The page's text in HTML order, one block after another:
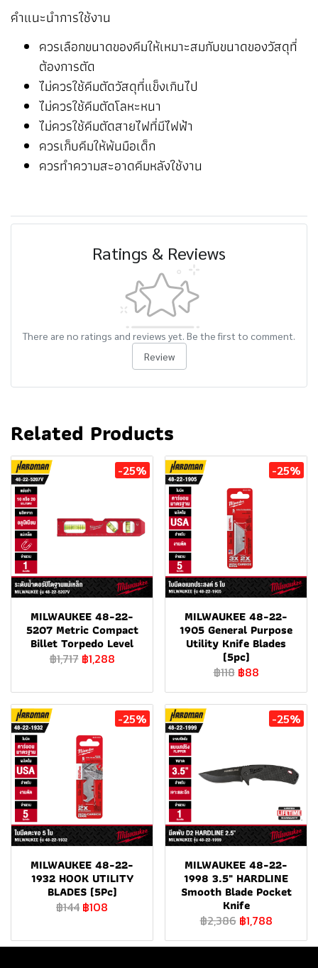
คำแนะนำการใช้งาน
ควรเลือกขนาดของคีมให้เหมาะสมกับขนาดของวัสดุที่
ต้องการตัด
ไม่ควรใช้คีมตัดวัสดุที่แข็งเกินไป
ไม่ควรใช้คีมตัดโลหะหนา
ไม่ควรใช้คีมตัดสายไฟที่มีไฟฟ้า
ควรเก็บคีมให้พ้นมือเด็ก
ควรทำความสะอาดคีมหลังใช้งาน
Ratings & Reviews
There are no ratings and reviews yet. Be the first to comment.
Review
Related Products
-25%
MILWAUKEE 48-22-
5207 Metric Compact
Billet Torpedo Level
฿1,717 ฿1,288
-25%
MILWAUKEE 48-22-
1905 General Purpose
Utility Knife Blades
(5pc)
฿118 ฿88
-25%
MILWAUKEE 48-22-
1932 HOOK UTILITY
BLADES (5Pc)
฿144 ฿108
-25%
MILWAUKEE 48-22-
1998 3.5" HARDLINE
Smooth Blade Pocket
Knife
฿2,386 ฿1,788